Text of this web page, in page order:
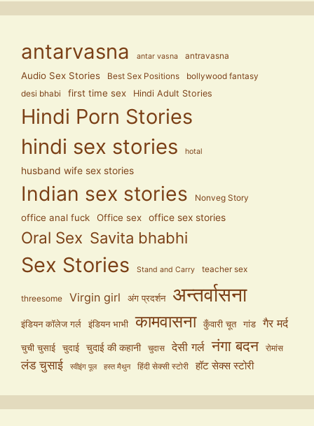
antarvasna antar vasna antravasna
Audio Sex Stories Best Sex Positions
bollywood fantasy
desi bhabi
first time sex Hindi Adult Stories
Hindi Porn Stories
hindi sex stories
hotal
husband wife sex stories
Indian sex stories Nonveg Story
office anal fuck Office sex office sex stories
Oral Sex Savita bhabhi
Sex Stories Stand and Carry teacher sex
threesome Virgin girl अंग प्रदर्शन अन्तर्वासना
इंडियन कॉलेज गर्ल इंडियन भाभी कामवासना कुँवारी चूत गांड गैर मर्द
चुची चुसाई चुदाई चुदाई की कहानी चुदास देसी गर्ल नंगा बदन रोमांस
लंड चुसाई स्वीइंग पूल हस्त मैथुन हिंदी सेक्सी स्टोरी हॉट सेक्स स्टोरी